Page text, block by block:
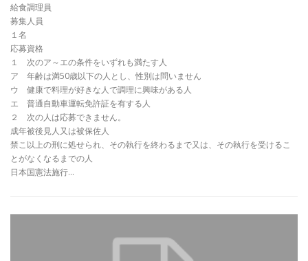
給食調理員
募集人員
１名
応募資格
１ 次のア～エの条件をいずれも満たす人
ア 年齢は満50歳以下の人とし、性別は問いません
ウ 健康で料理が好きな人で調理に興味がある人
エ 普通自動車運転免許証を有する人
２ 次の人は応募できません。
成年被後見人又は被保佐人
禁こ以上の刑に処せられ、その執行を終わるまで又は、その執行を受けるこ
とがなくなるまでの人
日本国憲法施行…